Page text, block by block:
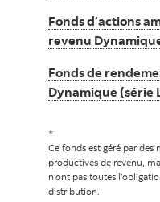
Fonds d’actions
revenu
Fonds de
Dynamique (série
*
Ce fonds est géré par des
productives de revenu,
n’ont pas toutes
distribution.